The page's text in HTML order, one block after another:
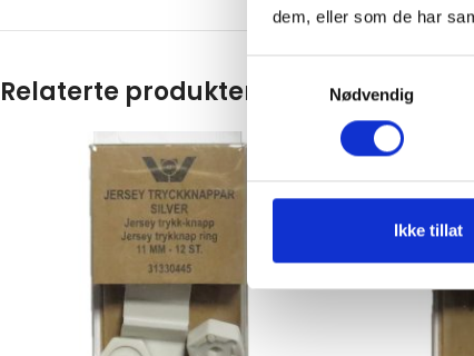
dem, eller som de har
Nødvendig
Ikke tillat
Relaterte produkter